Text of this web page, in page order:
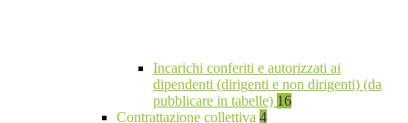
Incarichi conferiti e autorizzati ai
dipendenti (dirigenti e non dirigenti) (da
pubblicare in tabelle) 16
Contrattazione collettiva 4